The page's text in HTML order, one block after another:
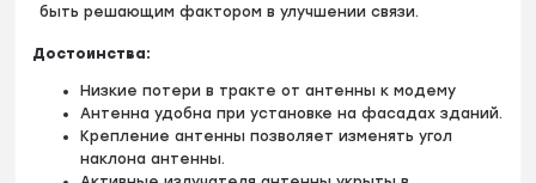
быть решающим фактором в улучшении связи.
Достоинства:
Низкие потери в тракте от антенны к модему
Антенна удобна при установке на фасадах зданий.
Крепление антенны позволяет изменять угол
наклона антенны.